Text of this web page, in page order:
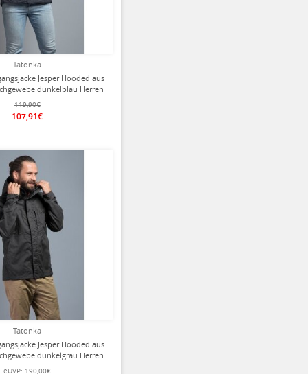
Tatonka
Jesper Hooded aus
dunkelblau Herren
119,90€
107,91€
Tatonka
Jesper Hooded aus
dunkelgrau Herren
eUVP: 190,00€